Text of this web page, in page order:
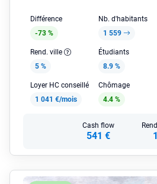
Différence
-73 %
Nb. d'habitants
1 559
Rend. ville
5 %
Étudiants
8.9 %
Loyer HC conseillé
1 041 €/mois
Chômage
4.4 %
Cash flow
541 €